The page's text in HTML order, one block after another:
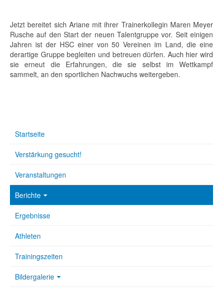
Jetzt bereitet sich Ariane mit ihrer Trainerkollegin Maren Meyer
Rusche auf den Start der neuen Talentgruppe vor. Seit einigen
Jahren ist der HSC einer von 50 Vereinen im Land, die eine
derartige Gruppe begleiten und betreuen dürfen. Auch hier wird
sie erneut die Erfahrungen, die sie selbst im Wettkampf
sammelt, an den sportlichen Nachwuchs weitergeben.
Startseite
Verstärkung gesucht!
Veranstaltungen
Berichte
Ergebnisse
Athleten
Trainingszeiten
Bildergalerie